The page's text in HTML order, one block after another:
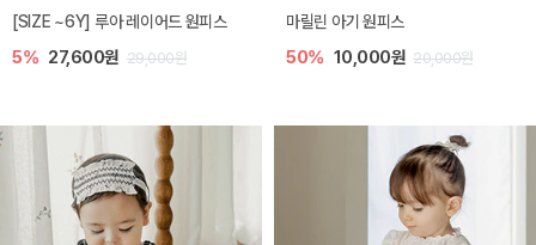
[SIZE ~6Y] 루아 레이어드 원피스
5% 27,600원 29,000원
마릴린 아기 원피스
50% 10,000원 20,000원